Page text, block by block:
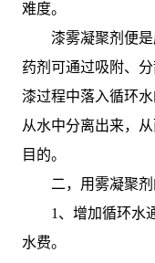
难度。
漆雾凝聚剂便
药剂可通过吸附、
漆过程中落入循环
从水中分离出来，
目的。
二，用雾凝聚
1、增加循环水
水费。